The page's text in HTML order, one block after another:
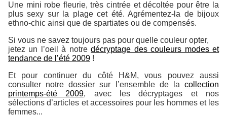
Une mini robe fleurie, très cintrée et décoltée pour être la
plus sexy sur la plage cet été. Agrémentez-la de bijoux
ethno-chic ainsi que de spartiates ou de compensés.
Si vous ne savez toujours pas pour quelle couleur opter,
jetez un l’oeil à notredécryptage des couleurs modes et
tendance de l’été 2009 !
Et pour continuer du côté H&M, vous pouvez aussi
consulter notre dossier sur l’ensemble de la collection
printemps-été 2009, avec les décryptages et nos
sélections d’articles et accessoires pour les hommes et les
femmes...